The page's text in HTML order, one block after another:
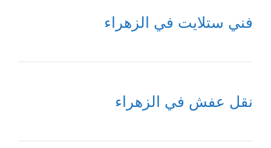
فني ستلايت في الزهراء
نقل عفش في الزهراء